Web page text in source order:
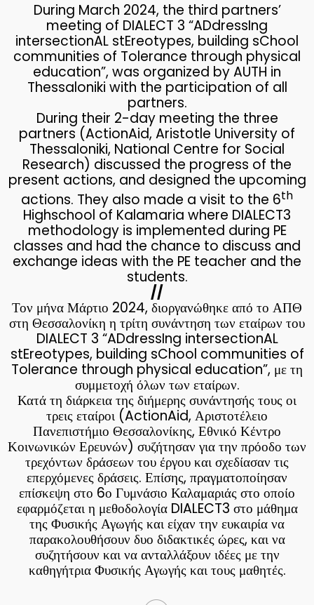
During March 2024, the third partners’
meeting of DIALECT 3 “ADdressIng
intersectionAL stEreotypes, building sChool
communities of Tolerance through physical
education”, was organized by AUTH in
Thessaloniki with the participation of all
partners.
During their 2-day meeting the three
partners (ActionAid, Aristotle University of
Thessaloniki, National Centre for Social
Research) discussed the progress of the
present actions, and designed the upcoming
actions. They also made a visit to the 6th
Highschool of Kalamaria where DIALECT3
methodology is implemented during PE
classes and had the chance to discuss and
exchange ideas with the PE teacher and the
students.
//
Τον μήνα Μάρτιο 2024, διοργανώθηκε από το ΑΠΘ
στη Θεσσαλονίκη η τρίτη συνάντηση των εταίρων του
DIALECT 3 “ADdressIng intersectionAL
stEreotypes, building sChool communities of
Tolerance through physical education”, με τη
συμμετοχή όλων των εταίρων.
Κατά τη διάρκεια της διήμερης συνάντησής τους οι
τρεις εταίροι (ActionAid, Αριστοτέλειο
Πανεπιστήμιο Θεσσαλονίκης, Εθνικό Κέντρο
Κοινωνικών Ερευνών) συζήτησαν για την πρόοδο των
τρεχόντων δράσεων του έργου και σχεδίασαν τις
επερχόμενες δράσεις. Επίσης, πραγματοποίησαν
επίσκεψη στο 6ο Γυμνάσιο Καλαμαριάς στο οποίο
εφαρμόζεται η μεθοδολογία DIALECT3 στο μάθημα
της Φυσικής Αγωγής και είχαν την ευκαιρία να
παρακολουθήσουν δυο διδακτικές ώρες, και να
συζητήσουν και να ανταλλάξουν ιδέες με την
καθηγήτρια Φυσικής Αγωγής και τους μαθητές.